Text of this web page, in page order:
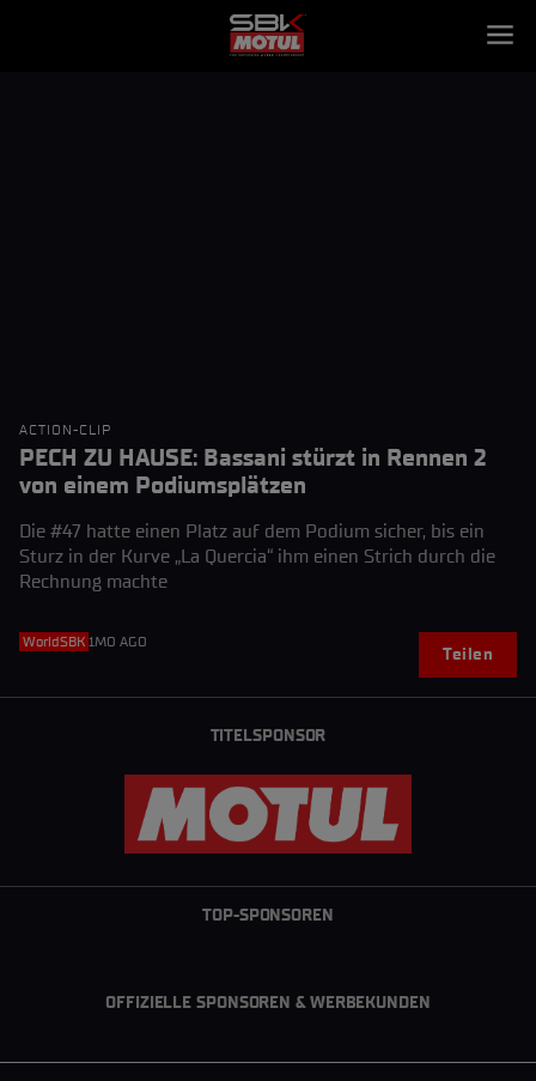
ACTION-CLIP
PECH ZU HAUSE: Bassani stürzt in Rennen 2
von einem Podiumsplätzen
Die #47 hatte einen Platz auf dem Podium sicher, bis ein
Sturz in der Kurve „La Quercia“ ihm einen Strich durch die
Rechnung machte
WorldSBK 1MO AGO
Teilen
TITELSPONSOR
TOP-SPONSOREN
OFFIZIELLE SPONSOREN & WERBEKUNDEN